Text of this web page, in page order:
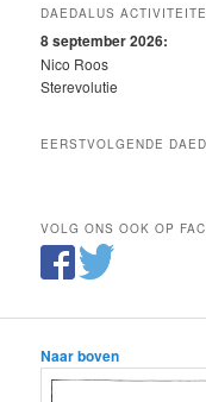
DAEDALUS
8 september 2026:
Nico Roos
Sterevolutie
EERSTVOLGENDE
VOLG ONS OOK OP
Naar boven